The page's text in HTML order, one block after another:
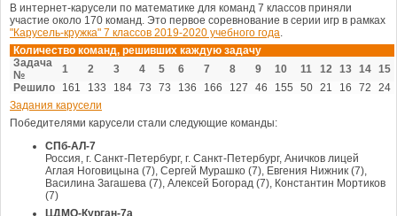
В интернет-карусели по математике для команд 7 классов приняли
участие около 170 команд. Это первое соревнование в серии игр в рамках
"Карусель-кружка" 7 классов 2019-2020 учебного года
Количество команд, решивших каждую задачу
Задача
№
1 2 3 4 5 6 7 8 9 10 11 12 13 14
15
Решило
161 133 184 73 73 136 166 127 46 155 50 21 16 72
24
Задания карусели
Победителями карусели стали следующие команды:
СПб-АЛ-7
Россия, г. Санкт-Петербург, г. Санкт-Петербург, Аничков лицей
Аглая Ноговицына (7), Сергей Мурашко (7), Евгения Нижник (7),
Василина Загашева (7), Алексей Богорад (7), Константин Мортиков
(7)
ЦДМО-Курган-7а